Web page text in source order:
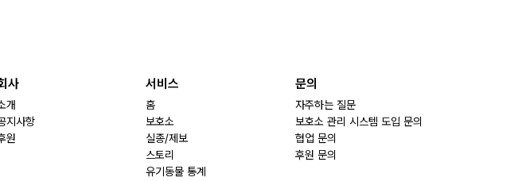
사
개
지사항
원
서비스
홈
보호소
실종/제보
스토리
유기동물 통계
문의
자주하는 질문
보호소 관리 시스템 도입 문의
협업 문의
후원 문의